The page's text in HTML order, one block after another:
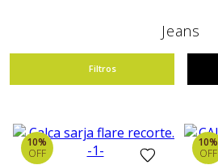
Jeans
Filtros
10%
OFF
10%
OFF